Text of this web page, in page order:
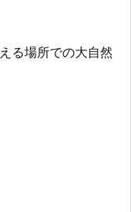
る場所での大自然